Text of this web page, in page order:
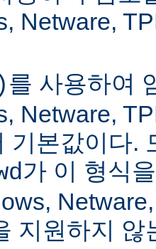
Netware,
를 사용하여
Netware,
기본값이다.
가 이 형식
지원하지 않